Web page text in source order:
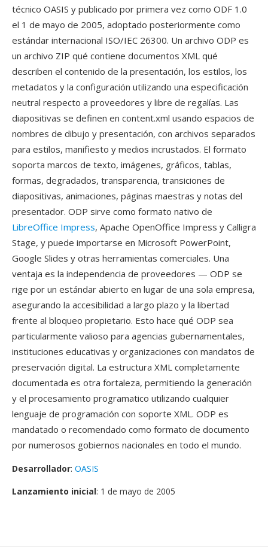
técnico OASIS y publicado por primera vez como ODF 1.0
el 1 de mayo de 2005, adoptado posteriormente como
estándar internacional ISO/IEC 26300. Un archivo ODP es
un archivo ZIP qué contiene documentos XML qué
describen el contenido de la presentación, los estilos, los
metadatos y la configuración utilizando una especificación
neutral respecto a proveedores y libre de regalías. Las
diapositivas se definen en content.xml usando espacios de
nombres de dibujo y presentación, con archivos separados
para estilos, manifiesto y medios incrustados. El formato
soporta marcos de texto, imágenes, gráficos, tablas,
formas, degradados, transparencia, transiciones de
diapositivas, animaciones, páginas maestras y notas del
presentador. ODP sirve como formato nativo de
LibreOffice Impress, Apache OpenOffice Impress y Calligra
Stage, y puede importarse en Microsoft PowerPoint,
Google Slides y otras herramientas comerciales. Una
ventaja es la independencia de proveedores — ODP se
rige por un estándar abierto en lugar de una sola empresa,
asegurando la accesibilidad a largo plazo y la libertad
frente al bloqueo propietario. Esto hace qué ODP sea
particularmente valioso para agencias gubernamentales,
instituciones educativas y organizaciones con mandatos de
preservación digital. La estructura XML completamente
documentada es otra fortaleza, permitiendo la generación
y el procesamiento programatico utilizando cualquier
lenguaje de programación con soporte XML. ODP es
mandatado o recomendado como formato de documento
por numerosos gobiernos nacionales en todo el mundo.
Desarrollador: OASIS
Lanzamiento inicial: 1 de mayo de 2005